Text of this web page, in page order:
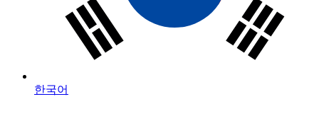
한국어